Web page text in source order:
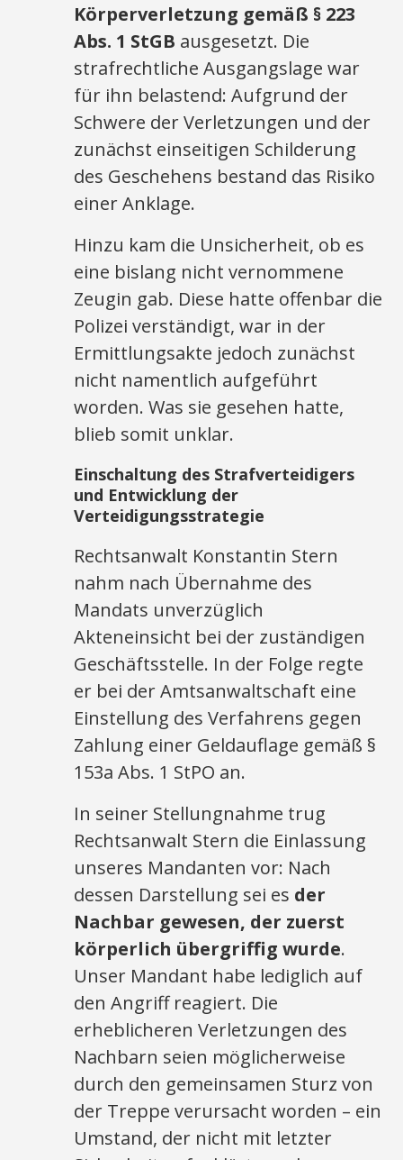
Körperverletzung gemäß § 223
Abs. 1 StGB ausgesetzt. Die
strafrechtliche Ausgangslage war
für ihn belastend: Aufgrund der
Schwere der Verletzungen und der
zunächst einseitigen Schilderung
des Geschehens bestand das Risiko
einer Anklage.
Hinzu kam die Unsicherheit, ob es
eine bislang nicht vernommene
Zeugin gab. Diese hatte offenbar die
Polizei verständigt, war in der
Ermittlungsakte jedoch zunächst
nicht namentlich aufgeführt
worden. Was sie gesehen hatte,
blieb somit unklar.
Einschaltung des Strafverteidigers
und Entwicklung der
Verteidigungsstrategie
Rechtsanwalt Konstantin Stern
nahm nach Übernahme des
Mandats unverzüglich
Akteneinsicht bei der zuständigen
Geschäftsstelle. In der Folge regte
er bei der Amtsanwaltschaft eine
Einstellung des Verfahrens gegen
Zahlung einer Geldauflage gemäß §
153a Abs. 1 StPO an.
In seiner Stellungnahme trug
Rechtsanwalt Stern die Einlassung
unseres Mandanten vor: Nach
dessen Darstellung sei es der
Nachbar gewesen, der zuerst
körperlich übergriffig wurde.
Unser Mandant habe lediglich auf
den Angriff reagiert. Die
erheblicheren Verletzungen des
Nachbarn seien möglicherweise
durch den gemeinsamen Sturz von
der Treppe verursacht worden – ein
Umstand, der nicht mit letzter